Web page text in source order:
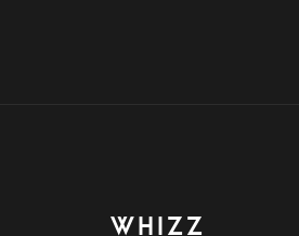
WHIZZ